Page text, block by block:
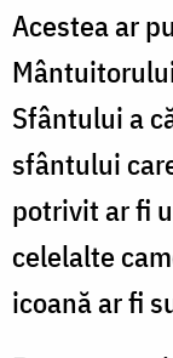
Acestea ar
Sfântului a
sfântului
potrivit ar fi
celelalte
icoană ar fi